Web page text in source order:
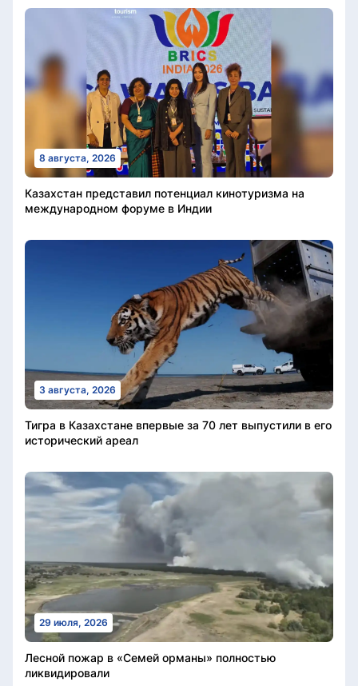
8 августа, 2026
Казахстан представил потенциал кинотуризма на
международном форуме в Индии
3 августа, 2026
Тигра в Казахстане впервые за 70 лет выпустили в его
исторический ареал
29 июля, 2026
Лесной пожар в «Семей орманы» полностью
ликвидировали